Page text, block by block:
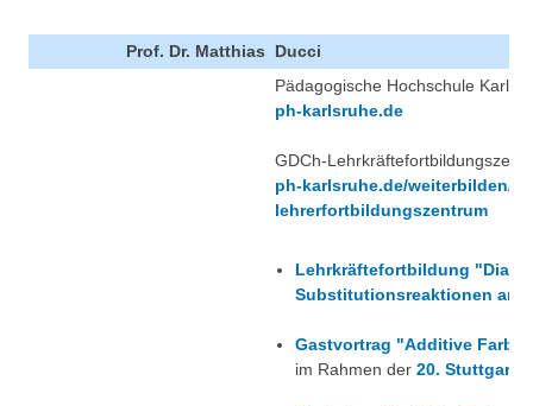
Prof. Dr. Matthias
Ducci
Pädagogische Hochschule
ph-karlsruhe.de
GDCh-
ph-karlsruhe.de/weiterbilden/
lehrerfortbildungszentrum
Lehrkräftefortbildung
Substitutionsreaktionen an
Gastvortrag "Additive
im Rahmen der 20.